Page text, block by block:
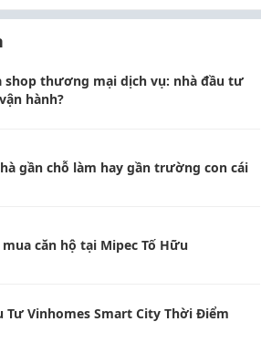
shop thương mại dịch vụ: nhà đầu tư
hành?
gần chỗ làm hay gần trường con cái
căn hộ tại Mipec Tố Hữu
Tư Vinhomes Smart City Thời Điểm